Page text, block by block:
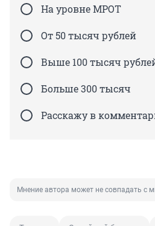
На уровне МРОТ
От 50 тысяч рублей
Выше 100 тысяч
Больше 300 тысяч
Расскажу в
Мнение автора может не совпадать с